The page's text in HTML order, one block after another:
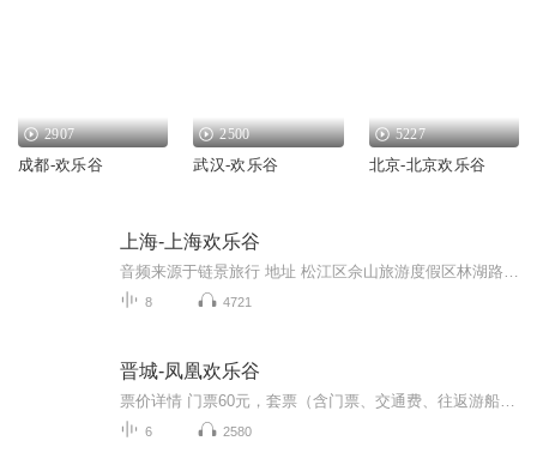
2907
成都-欢乐谷
2500
武汉-欢乐谷
5227
北京-北京欢乐谷
上海-上海欢乐谷
8 4721
晋城-凤凰欢乐谷
6 2580